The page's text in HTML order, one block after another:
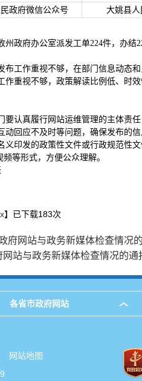
政府微信公众号 大姚县人
政府办公室派发工单224件，办结
布工作重视不够，在部门信息动态
作重视不够，政策解读比例低、
要认真履行网站运维管理的主体
回应不及时等问题，确保发布的信
义印发的政策性文件或行政规范
等形式，方便公众理解。
】已下载183次
府网站与政务新媒体检查情况
站与政务新媒体检查情况的通
各省市政府网站
网站地图